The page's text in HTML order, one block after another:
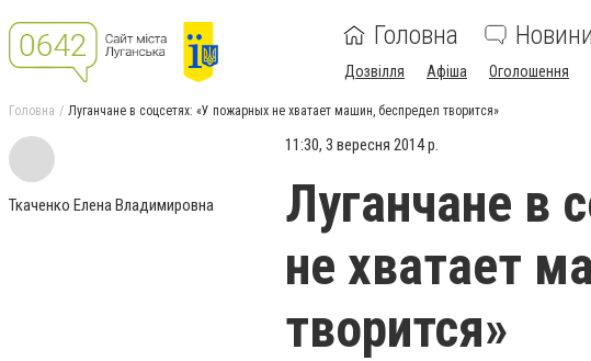
Головна Новини
Дозвілля Афіша Оголошення
Головна Луганчане в соцсетях: «У пожарных не хватает машин, беспредел творится»
Ткаченко Елена Владимировна
11:30, 3 вересня 2014 р.
Луганчане в
не хватает
творится»